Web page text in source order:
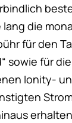
lang die
für den
sowie für
Ionity-